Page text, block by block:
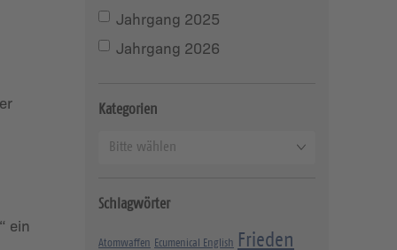
ein
Jahrgang 2025
Jahrgang 2026
Kategorien
e
g
Bitte wählen
Schlagwörter
Atomwaffen Ecumenical English Frieden